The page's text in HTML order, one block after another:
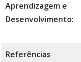
Aprendizagem e
Desenvolvimento:
Referências